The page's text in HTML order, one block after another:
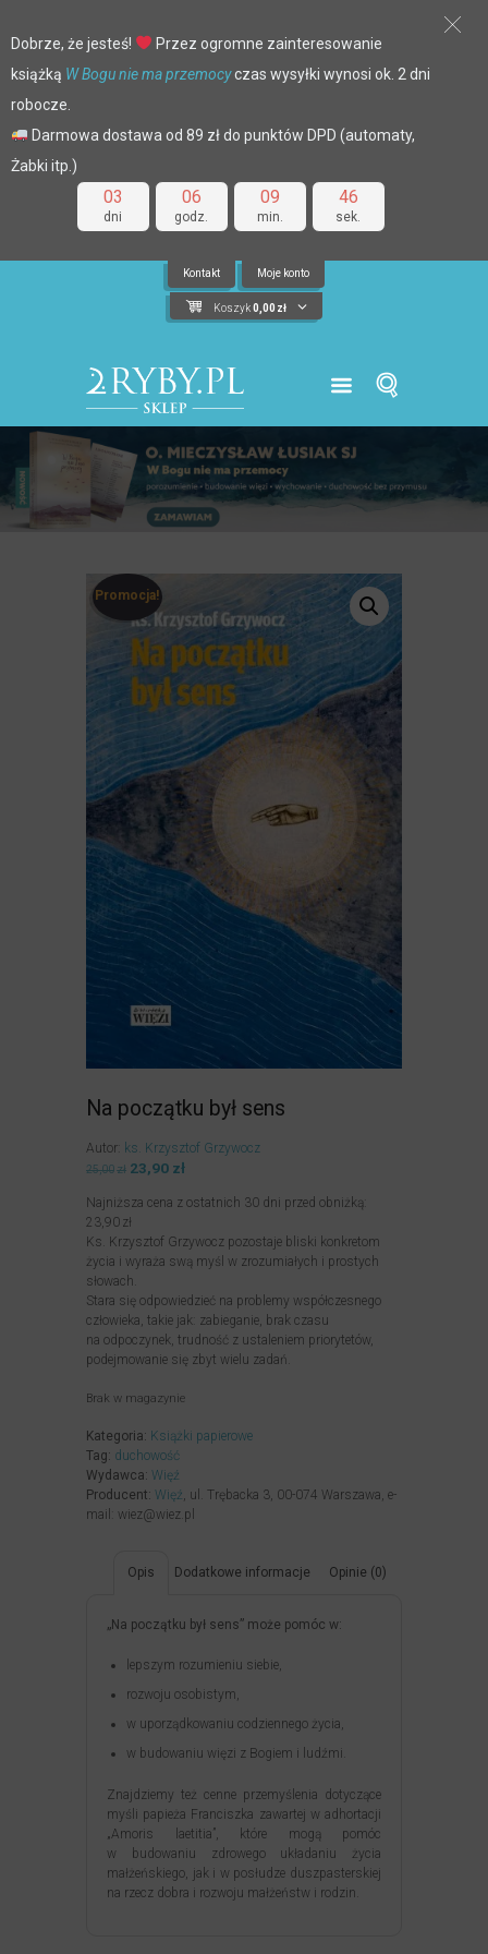
03
dni
06
godz.
09
min.
45
sek.
Dobrze, że jesteś!
Przez ogromne zainteresowanie
książką W Bogu nie ma przemocyczas wysyłki wynosi ok. 2 dni
robocze.
Darmowa dostawa od 89 zł do punktów DPD (automaty,
Żabki itp.)
Kontakt Moje konto
Koszyk 0,00 zł
Promocja!
Na początku był sens
Autor: ks. Krzysztof Grzywocz
25,00zł Pierwotna
wynosiła:
25,00zł.
23,90 złAktualna
wynosi:
Najniższa cena z ostatnich 30 dni przed obniżką:
23,90 zł
Ks. Krzysztof Grzywocz pozostaje bliski konkretom
życia i wyraża swą myśl w zrozumiałych i prostych
słowach.
Stara się odpowiedzieć na problemy współczesnego
człowieka, takie jak: zabieganie, brak czasu
na odpoczynek, trudność z ustaleniem priorytetów,
podejmowanie się zbyt wielu zadań.
Brak w magazynie
Kategoria: Książki papierowe
Tag: duchowość
Wydawca: Więź
Producent: Więź, ul. Trębacka 3, 00-074 Warszawa, e-
mail: wiez@wiez.pl
Opis Dodatkowe informacje Opinie (0)
„Na początku był sens” może pomóc w:
lepszym rozumieniu siebie,
rozwoju osobistym,
w uporządkowaniu codziennego życia,
w budowaniu więzi z Bogiem i ludźmi.
Znajdziemy też cenne przemyślenia dotyczące
myśli papieża Franciszka zawartej w adhortacji
„Amoris laetitia”, które mogą pomóc
w budowaniu zdrowego układaniu życia
małżeńskiego, jak i w posłudze duszpasterskiej
na rzecz dobra i rozwoju małżeństw i rodzin.